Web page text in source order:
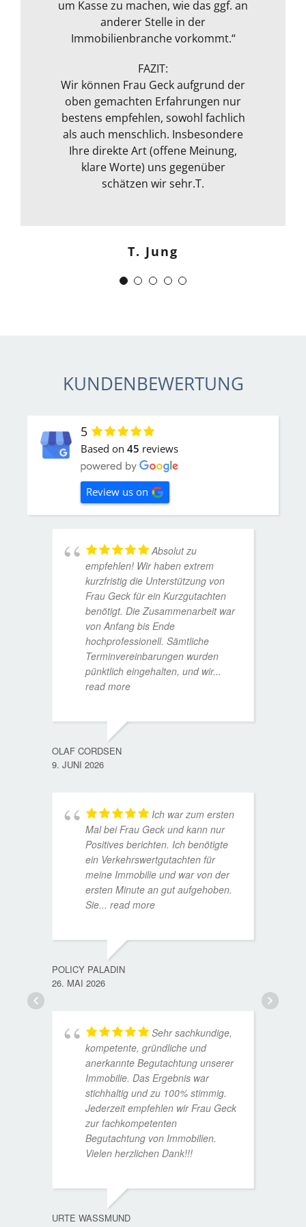
um Kasse zu machen, wie das ggf. an
anderer Stelle in der
Immobilienbranche vorkommt.“
FAZIT:
Wir können Frau Geck aufgrund der
oben gemachten Erfahrungen nur
bestens empfehlen, sowohl fachlich
als auch menschlich. Insbesondere
Ihre direkte Art (offene Meinung,
klare Worte) uns gegenüber
schätzen wir sehr.T.
T. Jung
und bewertet. Ausgestattet mit
Messgerät zur Feuchtmessung
entgeht ihrem geschultem Auge
angeboten wird, rundet sie durch
ihre fachliche Kompetenz ab. Termin
war auch sehr kurzfristig und
spontan machbar. Die
Kommunikation war auch bestens .
Egal ob email Telefon etc… Alles in
allem kann ich sie nur
weiterempfehlen. Weiter so !
J. Schwaber
rundeten das Paket zum
transparenten Preis ab! Vielen
Dank!“
Frank Dettenbach
KUNDENBEWERTUNG
5
Based on 45 reviews
Review us on
Absolut zu
empfehlen! Wir haben extrem
kurzfristig die Unterstützung von
Frau Geck für ein Kurzgutachten
benötigt. Die Zusammenarbeit war
von Anfang bis Ende
hochprofessionell. Sämtliche
Terminvereinbarungen wurden
pünktlich eingehalten, und wir...
read more
OLAF CORDSEN
9. JUNI 2026
Ich war zum ersten
Mal bei Frau Geck und kann nur
Positives berichten. Ich benötigte
ein Verkehrswertgutachten für
meine Immobilie und war von der
ersten Minute an gut aufgehoben.
Sie... read more
POLICY PALADIN
26. MAI 2026
Sehr sachkundige,
kompetente, gründliche und
anerkannte Begutachtung unserer
Immobilie. Das Ergebnis war
stichhaltig und zu 100% stimmig.
Jederzeit empfehlen wir Frau Geck
zur fachkompetenten
Begutachtung von Immobilien.
Vielen herzlichen Dank!!!
URTE WASSMUND